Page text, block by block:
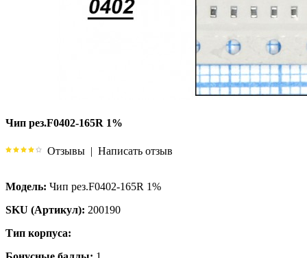
Чип рез.F0402-165R 1%
Отзывы | Написать отзыв
Модель: Чип рез.F0402-165R 1%
SKU (Артикул): 200190
Тип корпуса: